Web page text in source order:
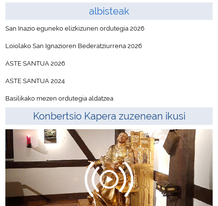
albisteak
San Inazio eguneko elizkizunen ordutegia 2026
Loiolako San Ignazioren Bederatziurrena 2026
ASTE SANTUA 2026
ASTE SANTUA 2024
Basilikako mezen ordutegia aldatzea
Konbertsio Kapera zuzenean ikusi